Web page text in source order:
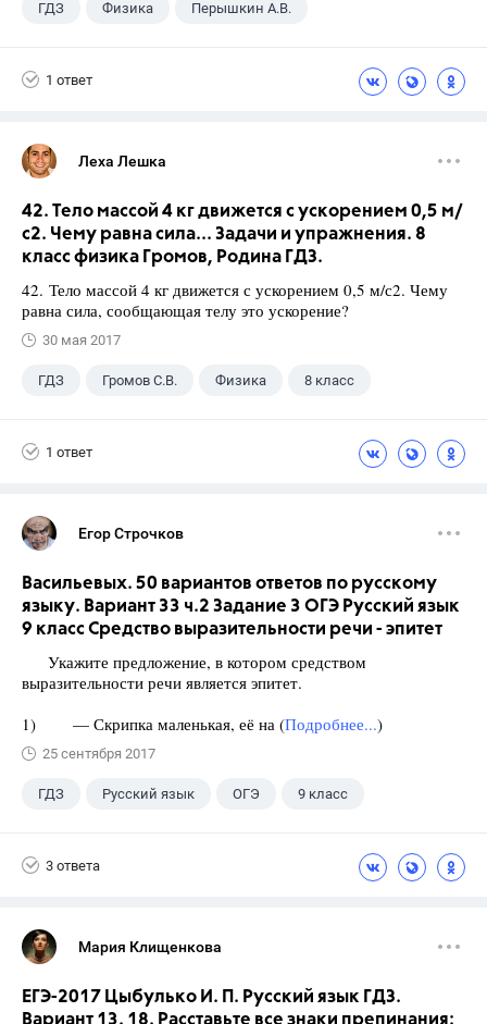
ГДЗ Физика Перышкин А.В.
1 ответ
Леха Лешка
42. Тело массой 4 кг движется с ускорением 0,5 м/
с2. Чему равна сила... Задачи и упражнения. 8
класс физика Громов, Родина ГДЗ.
42. Тело массой 4 кг движется с ускорением 0,5 м/с2. Чему
равна сила, сообщающая телу это ускорение?
30 мая 2017
ГДЗ Громов С.В. Физика 8 класс
1 ответ
Егор Строчков
Васильевых. 50 вариантов ответов по русскому
языку. Вариант 33 ч.2 Задание 3 ОГЭ Русский язык
9 класс Средство выразительности речи - эпитет
Укажите предложение, в котором средством
выразительности речи является эпитет.
1) — Скрипка маленькая, её на (Подробнее...)
25 сентября 2017
ГДЗ Русский язык ОГЭ 9 класс
3 ответа
Мария Клищенкова
ЕГЭ-2017 Цыбулько И. П. Русский язык ГДЗ.
Вариант 13. 18. Расставьте все знаки препинания: